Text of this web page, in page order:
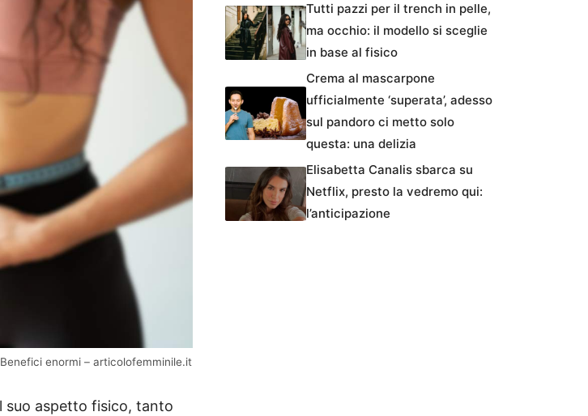
enormi – articolofemminile.it
suo aspetto fisico, tanto
Tutti pazzi per il trench in pelle,
ma occhio: il modello si sceglie
in base al fisico
Crema al mascarpone
ufficialmente ‘superata’, adesso
sul pandoro ci metto solo
questa: una delizia
Elisabetta Canalis sbarca su
Netflix, presto la vedremo qui:
l’anticipazione